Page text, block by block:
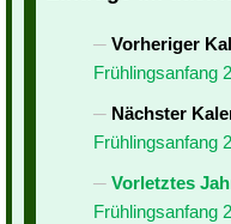
Vorheriger
Frühlingsanfang
Nächster
Frühlingsanfang
Vorletztes
Frühlingsanfang